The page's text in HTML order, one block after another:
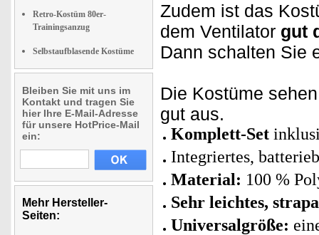
Retro-Kostüm 80er-
Trainingsanzug
Selbstaufblasende Kostüme
Bleiben Sie mit uns im
Kontakt und tragen Sie
hier Ihre E-Mail-Adresse
für unsere HotPrice-Mail
ein:
Mehr Hersteller-
Seiten:
Zudem ist das
dem Ventilator gut
Dann schalten Sie
Die Kostüme
gut aus.
Komplett-Set
Integriertes,
Material: 100 %
Sehr leichtes,
Universalgröße: